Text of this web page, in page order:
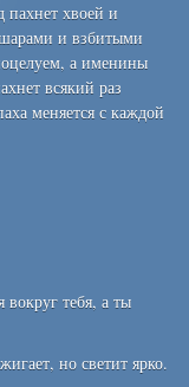
хвоей и
и взбитыми
а именины
всякий раз
меняется с каждой
вокруг тебя, а ты
но светит ярко.